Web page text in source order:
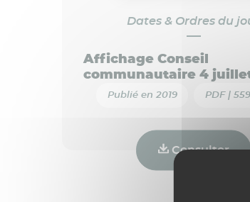
Dates & Ordres du
Affichage Conseil
communautaire 4
Publié en 2019 PDF |
Consulter